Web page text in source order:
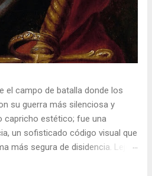
el campo de batalla donde los
su guerra más silenciosa y
capricho estético; fue una
un sofisticado código visual que
más segura de disidencia. Lejos